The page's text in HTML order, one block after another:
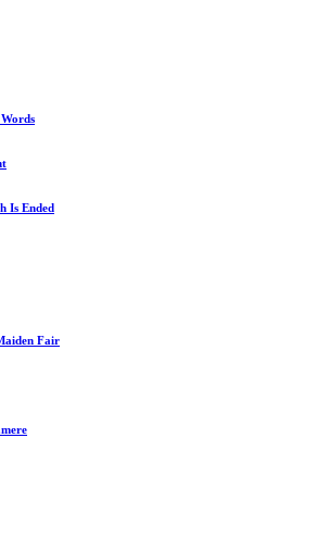
Is Ended
Fair